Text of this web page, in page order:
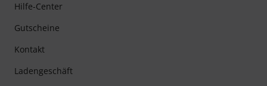
Hilfe-Center
Gutscheine
Kontakt
Ladengeschäft